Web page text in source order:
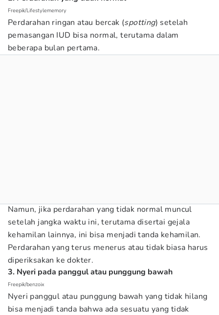
Freepik/Lifestylememory
Perdarahan ringan atau bercak (spotting) setelah
pemasangan IUD bisa normal, terutama dalam
beberapa bulan pertama.
Namun, jika perdarahan yang tidak normal muncul
setelah jangka waktu ini, terutama disertai gejala
kehamilan lainnya, ini bisa menjadi tanda kehamilan.
Perdarahan yang terus menerus atau tidak biasa harus
diperiksakan ke dokter.
3. Nyeri pada panggul atau punggung bawah
Freepik/benzoix
Nyeri panggul atau punggung bawah yang tidak hilang
bisa menjadi tanda bahwa ada sesuatu yang tidak